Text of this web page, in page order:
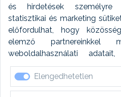
és hirdetések személyre
statisztikai és marketing
előfordulhat, hogy
elemző partnereinkkel
weboldalhasználati
forrásokból gyűjtött
elfogadásával
ezen adatokat 6 hónap után
Elengedhetetlen
Autómosó